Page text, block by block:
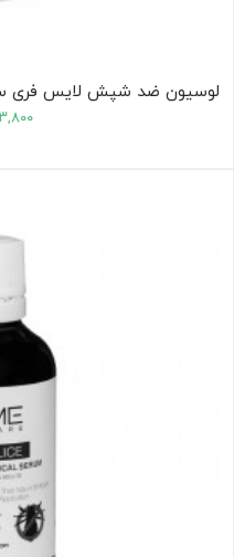
لوسیون ضد شپش لایس فری سریتا